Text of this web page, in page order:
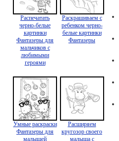
Распечатать
черно-белые
картинки
Фантазеры для
мальчиков с
любимыми
героями
Раскрашиваем с
ребенком черно-
белые картинки
Фантазеры
Умные раскраски
Фантазеры для
малышей
Расширяем
кругозор своего
малыша с